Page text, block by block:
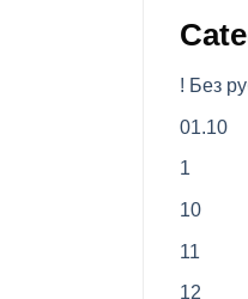
! Без
01.10
1
10
11
12